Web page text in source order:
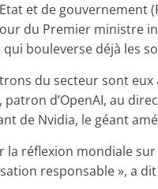
et de gouvernement
du Premier ministre
bouleverse déjà les
du secteur sont
d’OpenAI, au
de Nvidia, le géant
réflexion mondiale sur
responsable », a